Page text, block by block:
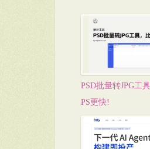
PSD批量转JPG工
PS更快!